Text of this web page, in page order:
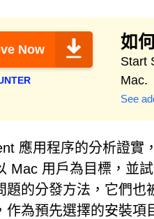
Now 如
Start
Mac.
See
應用程序的分析證實
Mac 用戶為目標，並
題的分發方法，它們
作為預先選擇的安裝